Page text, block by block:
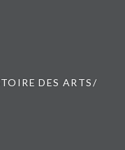
DES ARTS/